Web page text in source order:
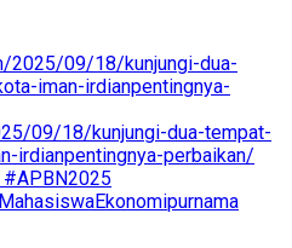
2025/09/18/kunjungi-dua-
iman-irdianpentingnya-
09/18/kunjungi-dua-tempat-
irdianpentingnya-perbaikan/
Ekonomipurnama